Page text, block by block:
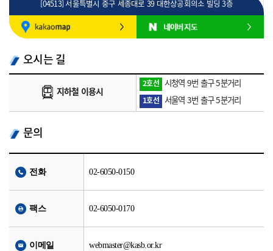
100m
[04513] 서울특별시 중구 세종대로 39 대한상공회의소 빌딩 3층
오시는 길
지하철 이용시
2호선 시청역 9번 출구 5분거리
1호선 서울역 3번 출구 5분거리
문의
전화 02-6050-0150
팩스 02-6050-0170
이메일 webmaster@kasb.or.kr